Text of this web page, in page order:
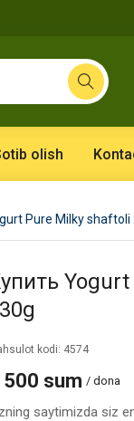
olish
Pure Milky shaftoli
kodi: 4574
500 sum / dona
saytimizda siz